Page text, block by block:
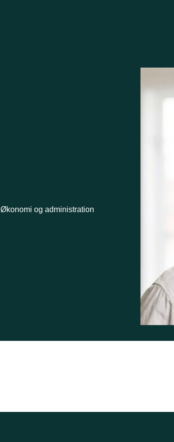
Økonomi og administration